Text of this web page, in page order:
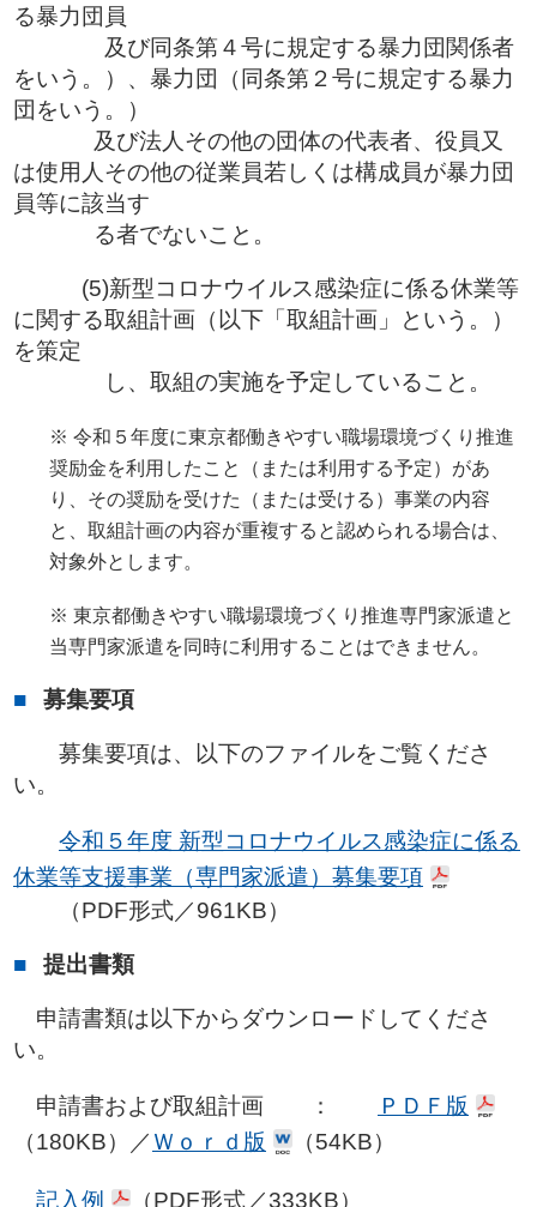
る暴力団員
及び同条第４号に規定する暴力団関係者
をいう。）、暴力団（同条第２号に規定する暴力
団をいう。）
及び法人その他の団体の代表者、役員又
は使用人その他の従業員若しくは構成員が暴力団
員等に該当す
る者でないこと。
(5)新型コロナウイルス感染症に係る休業等
に関する取組計画（以下「取組計画」という。）
を策定
し、取組の実施を予定していること。
※ 令和５年度に東京都働きやすい職場環境づくり推進
奨励金を利用したこと（または利用する予定）があ
り、その奨励を受けた（または受ける）事業の内容
と、取組計画の内容が重複すると認められる場合は、
対象外とします。
※ 東京都働きやすい職場環境づくり推進専門家派遣と
当専門家派遣を同時に利用することはできません。
募集要項
募集要項は、以下のファイルをご覧くださ
い。
令和５年度 新型コロナウイルス感染症に係る
休業等支援事業（専門家派遣）募集要項
（PDF形式／961KB）
提出書類
申請書類は以下からダウンロードしてくださ
い。
申請書および取組計画 ：
ＰＤＦ版
（180KB）／ Ｗｏｒｄ版 （54KB）
記入例 （PDF形式／333KB）